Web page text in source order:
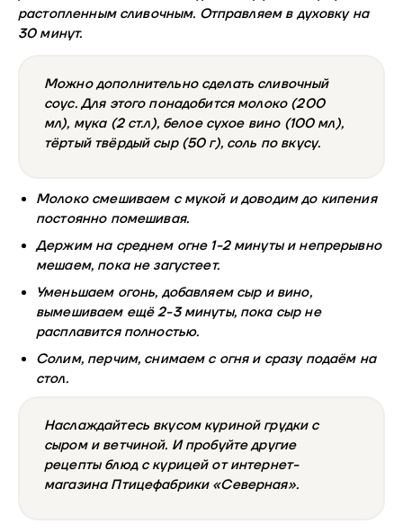
растопленным сливочным. Отправляем в духовку на
30 минут.
Можно дополнительно сделать сливочный
соус. Для этого понадобится молоко (200
мл), мука (2 ст.л), белое сухое вино (100 мл),
тёртый твёрдый сыр (50 г), соль по вкусу.
Молоко смешиваем с мукой и доводим до кипения
постоянно помешивая.
Держим на среднем огне 1-2 минуты и непрерывно
мешаем, пока не загустеет.
Уменьшаем огонь, добавляем сыр и вино,
вымешиваем ещё 2-3 минуты, пока сыр не
расплавится полностью.
Солим, перчим, снимаем с огня и сразу подаём на
стол.
Наслаждайтесь вкусом куриной грудки с
сыром и ветчиной. И пробуйте другие
рецепты блюд с курицей от интернет-
магазина Птицефабрики «Северная».